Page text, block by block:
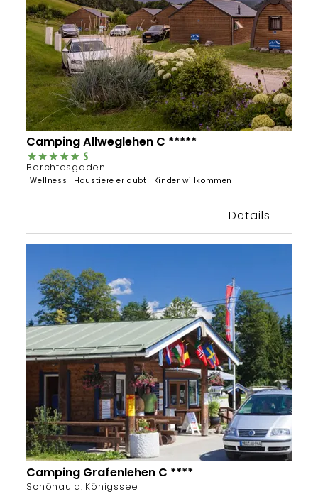
Camping Resort Allweglehen
Camping Allweglehen C *****
Berchtesgaden
Wellness Haustiere erlaubt Kinder willkommen
Details
Camping Grafenlehen C ****
Schönau a. Königssee